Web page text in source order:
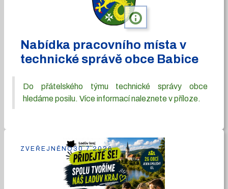
info
Nabídka pracovního místa v
technické správě obce Babice
Do přátelského týmu technické správy obce
hledáme posilu. Více informací naleznete v příloze.
ZVEŘEJNĚNO30.7.2026